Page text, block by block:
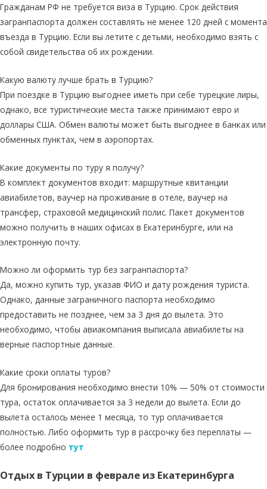
Гражданам РФ не требуется виза в Турцию. Срок действия
загранпаспорта должен составлять не менее 120 дней с момента
въезда в Турцию. Если вы летите с детьми, необходимо взять с
собой свидетельства об их рождении.
Какую валюту лучше брать в Турцию?
При поездке в Турцию выгоднее иметь при себе турецкие лиры,
однако, все туристические места также принимают евро и
доллары США. Обмен валюты может быть выгоднее в банках или
обменных пунктах, чем в аэропортах.
Какие документы по туру я получу?
В комплект документов входит: маршрутные квитанции
авиабилетов, ваучер на проживание в отеле, ваучер на
трансфер, страховой медицинский полис. Пакет документов
можно получить в наших офисах в Екатеринбурге, или на
электронную почту.
Можно ли оформить тур без загранпаспорта?
Да, можно купить тур, указав ФИО и дату рождения туриста.
Однако, данные заграничного паспорта необходимо
предоставить не позднее, чем за 3 дня до вылета. Это
необходимо, чтобы авиакомпания выписала авиабилеты на
верные паспортные данные.
Какие сроки оплаты туров?
Для бронирования необходимо внести 10% — 50% от стоимости
тура, остаток оплачивается за 3 недели до вылета. Если до
вылета осталось менее 1 месяца, то тур оплачивается
полностью. Либо оформить тур в рассрочку без переплаты —
более подробно тут
Отдых в Турции в феврале из Екатеринбурга